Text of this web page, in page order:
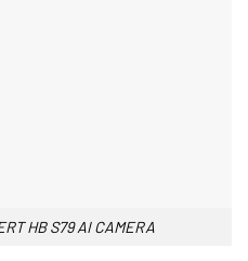
HB S79 AI CAMERA